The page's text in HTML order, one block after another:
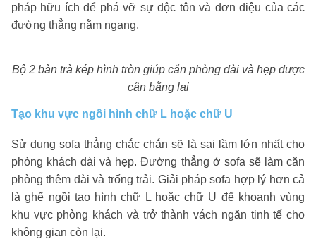
pháp hữu ích để phá vỡ sự độc tôn và đơn điệu của các
đường thẳng nằm ngang.
Bộ 2 bàn trà kép hình tròn giúp căn phòng dài và hẹp được
cân bằng lại
Tạo khu vực ngồi hình chữ L hoặc chữ U
Sử dụng sofa thẳng chắc chắn sẽ là sai lầm lớn nhất cho
phòng khách dài và hẹp. Đường thẳng ở sofa sẽ làm căn
phòng thêm dài và trống trải. Giải pháp sofa hợp lý hơn cả
là ghế ngồi tạo hình chữ L hoặc chữ U để khoanh vùng
khu vực phòng khách và trở thành vách ngăn tinh tế cho
không gian còn lại.